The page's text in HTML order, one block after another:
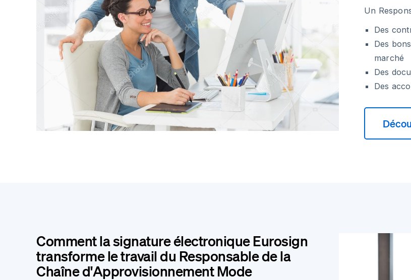
Un
Des
Des
marché
Des
Des
Comment la signature électronique Eurosign
transforme le travail du Responsable de la
Chaîne d'Approvisionnement Mode